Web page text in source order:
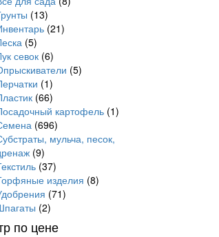
(13)
(21)
(5)
севок (6)
(5)
(1)
(66)
картофель (1)
(696)
мульча, песок,
(9)
(37)
изделия (8)
(71)
(2)
по цене